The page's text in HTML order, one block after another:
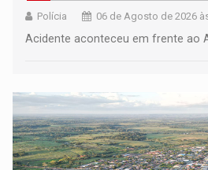
Polícia 06 de Agosto de 2026
Acidente aconteceu em frente ao